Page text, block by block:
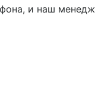
и наш